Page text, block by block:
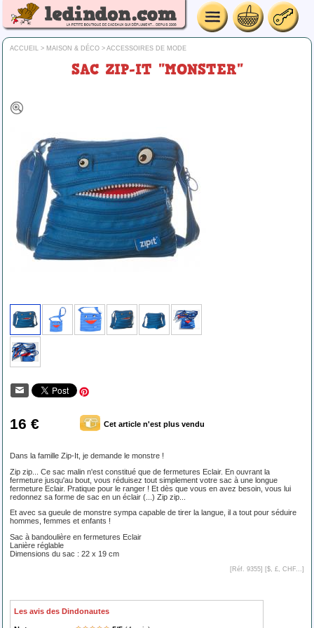
ACCUEIL > MAISON & DÉCO > ACCESSOIRES DE MODE
SAC ZIP-IT "MONSTER"
16 € Cet article n'est plus vendu
Dans la famille Zip-It, je demande le monstre !
Zip zip... Ce sac malin n'est constitué que de fermetures Eclair. En ouvrant la
fermeture jusqu'au bout, vous réduisez tout simplement votre sac à une longue
fermeture Eclair. Pratique pour le ranger ! Et dès que vous en avez besoin, vous lui
redonnez sa forme de sac en un éclair (...) Zip zip...
Et avec sa gueule de monstre sympa capable de tirer la langue, il a tout pour séduire
hommes, femmes et enfants !
Sac à bandoulière en fermetures Eclair
Lanière réglable
Dimensions du sac : 22 x 19 cm
[Réf. 9355] [$, £, CHF... ]
Les avis des Dindonautes